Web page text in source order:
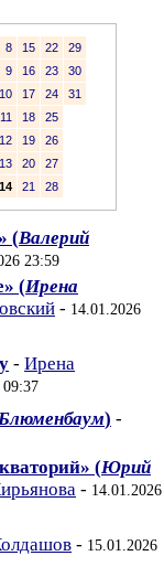
8 15 22
29
9 16 23
30
10 17 24
31
11 18
25
12 19
26
13 20
27
14 21 28
(Валерий
23:59
(Ирена
- 14.01.2026
- Ирена
09:37
) -
(Юрий
- 14.01.2026
- 15.01.2026